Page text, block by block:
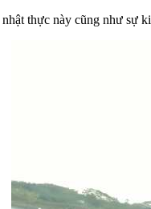
thực này cũng như sự